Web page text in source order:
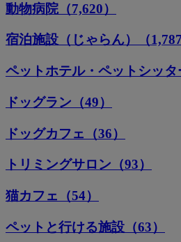
動物病院（7,620）
宿泊施設（じゃらん）（1,787
ペットホテル・ペットシッタ
ドッグラン（49）
ドッグカフェ（36）
トリミングサロン（93）
猫カフェ（54）
ペットと行ける施設（63）